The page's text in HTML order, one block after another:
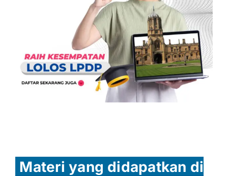
Materi yang didapatkan di